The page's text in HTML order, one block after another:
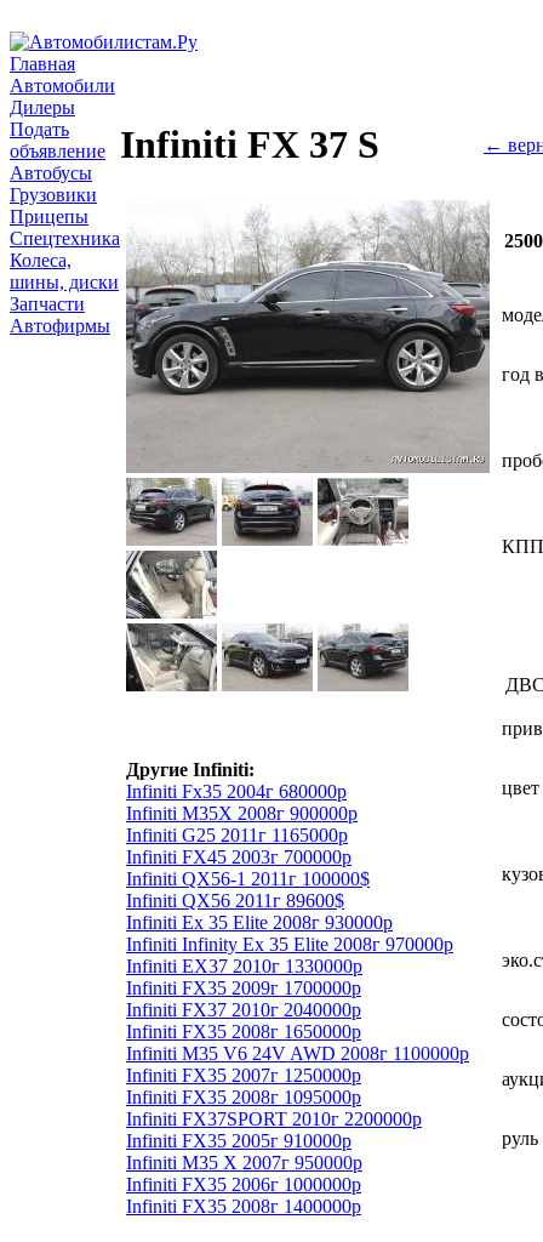
Главная
Автомобили
Дилеры
Подать
объявление
Автобусы
Грузовики
Прицепы
Спецтехника
Колеса,
шины, диски
Запчасти
Автофирмы
Infiniti FX 37 S ←
Другие Infiniti:
Infiniti Fx35 2004г 680000р
Infiniti M35X 2008г 900000р
Infiniti G25 2011г 1165000р
Infiniti FX45 2003г 700000р
Infiniti QX56-1 2011г 100000$
Infiniti QX56 2011г 89600$
Infiniti Ex 35 Elite 2008г 930000р
Infiniti Infinity Ex 35 Elite 2008г 970000р
Infiniti EX37 2010г 1330000р
Infiniti FX35 2009г 1700000р
Infiniti FX37 2010г 2040000р
Infiniti FX35 2008г 1650000р
Infiniti M35 V6 24V AWD 2008г 1100000р
Infiniti FX35 2007г 1250000р
Infiniti FX35 2008г 1095000р
Infiniti FX37SPORT 2010г 2200000р
Infiniti FX35 2005г 910000р
Infiniti М35 X 2007г 950000р
Infiniti FX35 2006г 1000000р
Infiniti FX35 2008г 1400000р
год
КПП
цвет
руль